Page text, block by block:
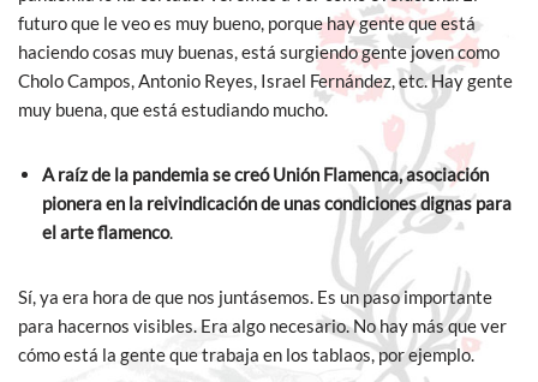
futuro que le veo es muy bueno, porque hay gente que está
haciendo cosas muy buenas, está surgiendo gente joven como
Cholo Campos, Antonio Reyes, Israel Fernández, etc. Hay gente
muy buena, que está estudiando mucho.
A raíz de la pandemia se creó Unión Flamenca, asociación
pionera en la reivindicación de unas condiciones dignas para
el arte flamenco.
Sí, ya era hora de que nos juntásemos. Es un paso importante
para hacernos visibles. Era algo necesario. No hay más que ver
cómo está la gente que trabaja en los tablaos, por ejemplo.